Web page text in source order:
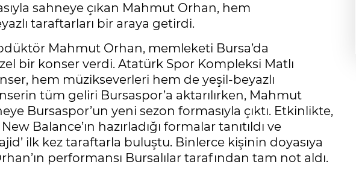
sahneye çıkan Mahmut Orhan, hem
taraftarları bir araya getirdi.
Mahmut Orhan, memleketi Bursa’da
bir konser verdi. Atatürk Spor Kompleksi Matlı
hem müzikseverleri hem de yeşil-beyazlı
tüm geliri Bursaspor’a aktarılırken, Mahmut
Bursaspor’un yeni sezon formasıyla çıktı. Etkinlikte,
Balance’ın hazırladığı formalar tanıtıldı ve
ilk kez taraftarla buluştu. Binlerce kişinin doyasıya
performansı Bursalılar tarafından tam not aldı.